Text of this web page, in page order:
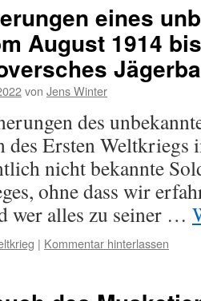
eines
August 1914
von Jens Winter
des
des Ersten Weltkriegs
nicht bekannte
ohne dass wir
wer alles zu seiner …
| Kommentar hinterlassen